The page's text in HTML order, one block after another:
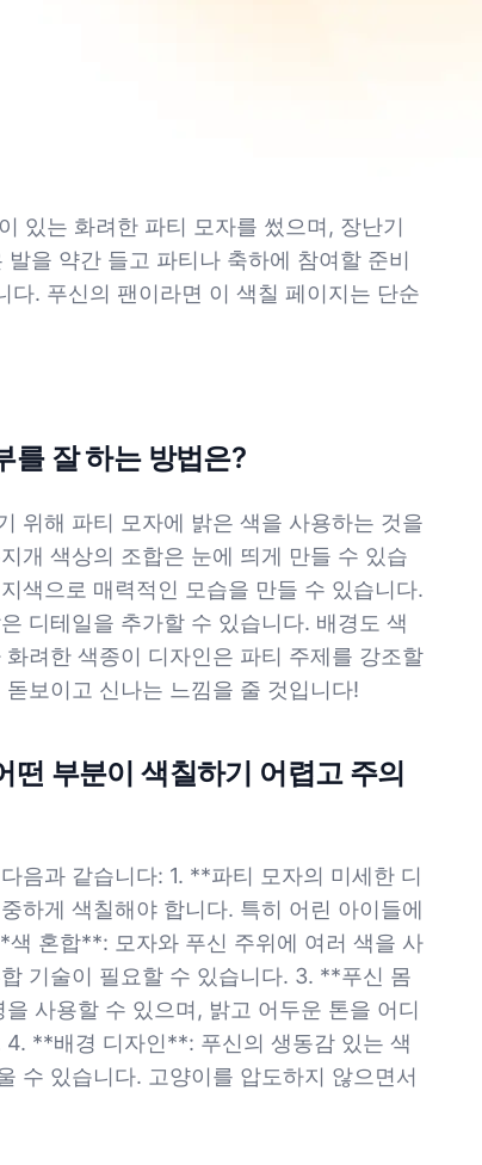
있는 화려한 파티 모자를 썼으며, 장난기
을 약간 들고 파티나 축하에 참여할 준비
. 푸신의 팬이라면 이 색칠 페이지는 단순
를 잘 하는 방법은?
위해 파티 모자에 밝은 색을 사용하는 것을
개 색상의 조합은 눈에 띄게 만들 수 있습
색으로 매력적인 모습을 만들 수 있습니다.
디테일을 추가할 수 있습니다. 배경도 색
려한 색종이 디자인은 파티 주제를 강조할
보이고 신나는 느낌을 줄 것입니다!
부분이 색칠하기 어렵고 주의
음과 같습니다: 1. **파티 모자의 미세한 디
하게 색칠해야 합니다. 특히 어린 아이들에
혼합**: 모자와 푸신 주위에 여러 색을 사
기술이 필요할 수 있습니다. 3. **푸신 몸
사용할 수 있으며, 밝고 어두운 톤을 어디
**배경 디자인**: 푸신의 생동감 있는 색
수 있습니다. 고양이를 압도하지 않으면서